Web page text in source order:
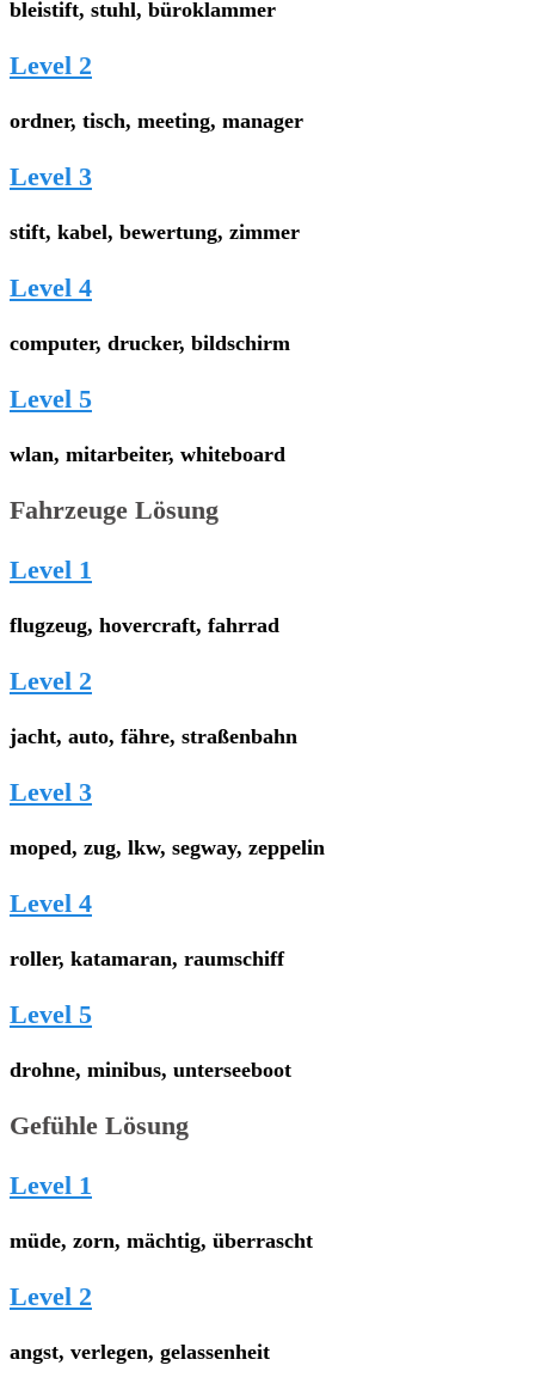
bleistift, stuhl, büroklammer
Level 2
ordner, tisch, meeting, manager
Level 3
stift, kabel, bewertung, zimmer
Level 4
computer, drucker, bildschirm
Level 5
wlan, mitarbeiter, whiteboard
Fahrzeuge Lösung
Level 1
flugzeug, hovercraft, fahrrad
Level 2
jacht, auto, fähre, straßenbahn
Level 3
moped, zug, lkw, segway, zeppelin
Level 4
roller, katamaran, raumschiff
Level 5
drohne, minibus, unterseeboot
Gefühle Lösung
Level 1
müde, zorn, mächtig, überrascht
Level 2
angst, verlegen, gelassenheit